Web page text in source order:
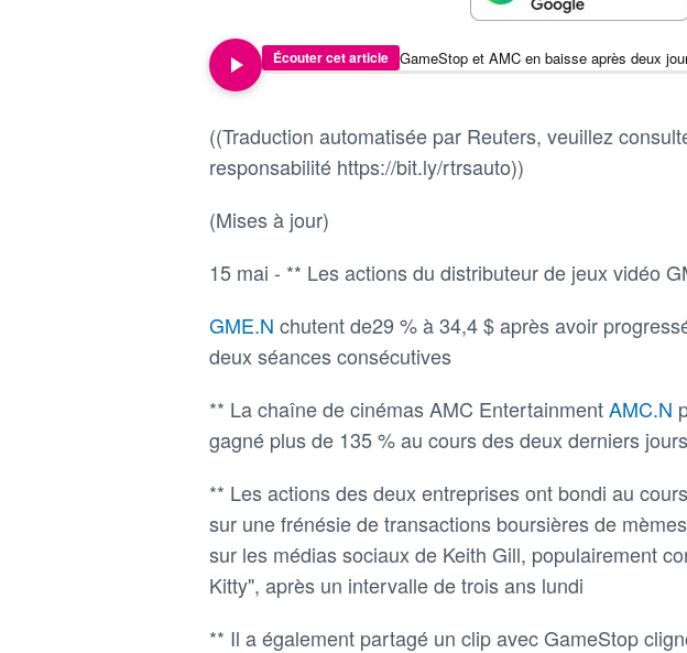
Écouter cet article
((Traduction automatisée par Reuters, veuillez
responsabilité https://bit.ly/rtrsauto))
(Mises à jour)
15 mai - ** Les actions du distributeur de jeux vidéo
GME.N chutent de29 % à 34,4 $ après avoir
deux séances consécutives
** La chaîne de cinémas AMC EntertainmentAMC.N
gagné plus de 135 % au cours des deux derniers jours
** Les actions des deux entreprises ont bondi au
sur une frénésie de transactions boursières de
sur les médias sociaux de Keith Gill, populairement
Kitty", après un intervalle de trois ans lundi
** Il a également partagé un clip avec GameStop